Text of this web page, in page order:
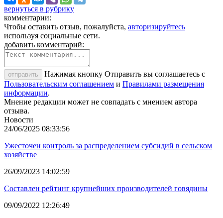
вернуться в рубрику
комментарии:
Чтобы оставить отзыв, пожалуйста, авторизируйтесь
используя социальные сети.
добавить комментарий:
отправить
Нажимая кнопку Отправить вы соглашаетесь с
Пользовательским соглашением и Правилами размещения
информации.
Мнение редакции может не совпадать с мнением автора
отзыва.
Новости
24/06/2025 08:33:56
Ужесточен контроль за распределением субсидий в сельском
хозяйстве
26/09/2023 14:02:59
Составлен рейтинг крупнейших производителей говядины
09/09/2022 12:26:49